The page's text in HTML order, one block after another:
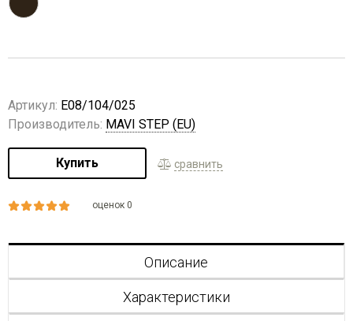
Артикул: E08/104/025
Производитель: MAVI STEP (EU)
Купить сравнить
оценок 0
Описание
Характеристики